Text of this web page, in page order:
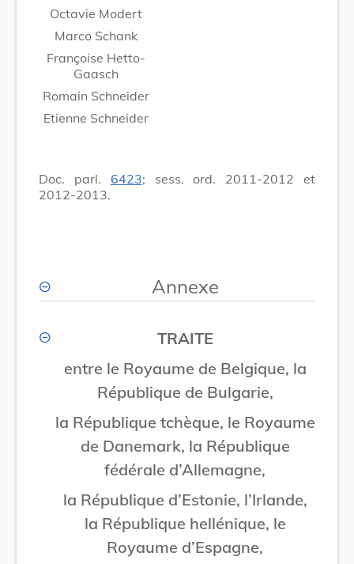
Octavie Modert
Marco Schank
Françoise Hetto-
Gaasch
Romain Schneider
Etienne Schneider
Doc. parl. 6423; sess. ord. 2011-2012 et
2012-2013.
Annexe
TRAITE
entre le Royaume de Belgique, la
République de Bulgarie,
la République tchèque, le Royaume
de Danemark, la République
fédérale d’Allemagne,
la République d’Estonie, l’Irlande,
la République hellénique, le
Royaume d’Espagne,